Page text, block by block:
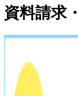
資料請求